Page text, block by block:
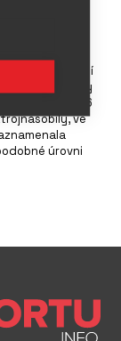
stejném období
jenů. Tržby
jenů (126
ve
úrovni